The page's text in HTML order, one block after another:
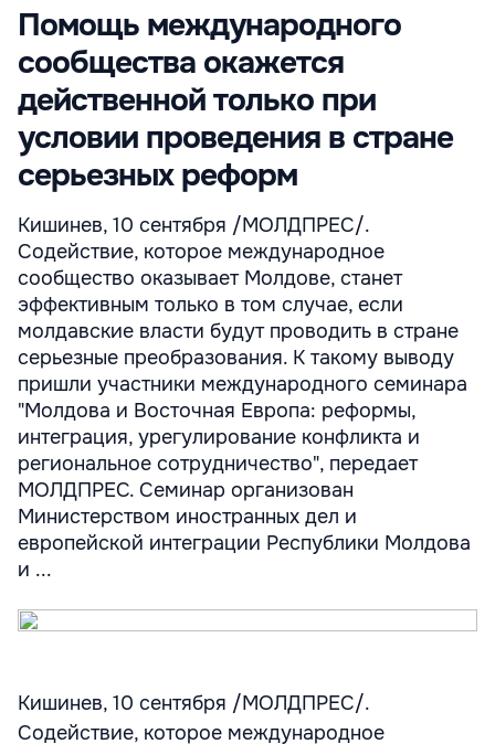
Помощь международного
сообщества окажется
действенной только при
условии проведения в стране
серьезных реформ
Кишинев, 10 сентября /МОЛДПРЕС/.
Содействие, которое международное
сообщество оказывает Молдове, станет
эффективным только в том случае, если
молдавские власти будут проводить в стране
серьезные преобразования. К такому выводу
пришли участники международного семинара
"Молдова и Восточная Европа: реформы,
интеграция, урегулирование конфликта и
региональное сотрудничество", передает
МОЛДПРЕС. Семинар организован
Министерством иностранных дел и
европейской интеграции Республики Молдова
и ...
Кишинев, 10 сентября /МОЛДПРЕС/.
Содействие, которое международное